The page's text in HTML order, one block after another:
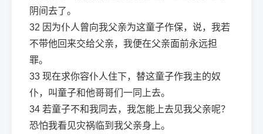
阴间去了。
32 因为仆人曾向我父亲为这童子作保，说，我若
不带他回来交给父亲，我便在父亲面前永远担
罪。
33 现在求你容仆人住下，替这童子作我主的奴
仆，叫童子和他哥哥们一同上去。
34 若童子不和我同去，我怎能上去见我父亲呢？
恐怕我看见灾祸临到我父亲身上。